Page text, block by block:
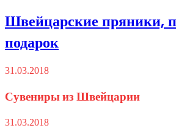
Швейцарские пряники,
подарок
31.03.2018
Сувениры из Швейцарии
31.03.2018